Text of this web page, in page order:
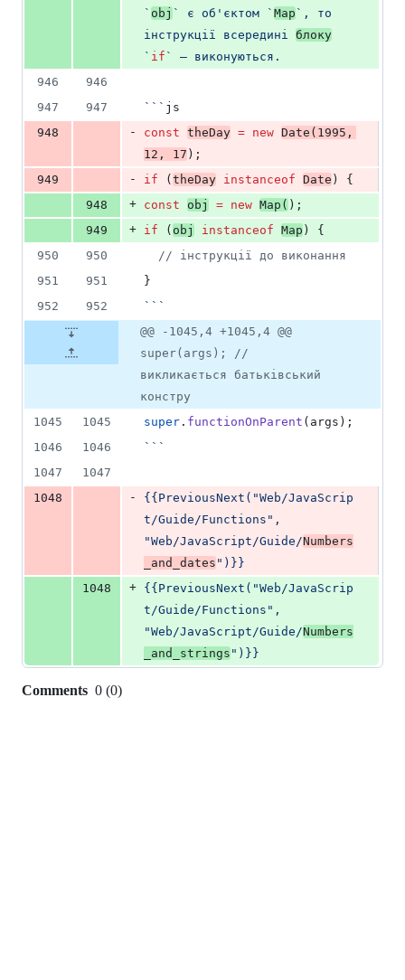
` obj ` є об'єктом ` Map ` , то
інструкції всередині блоку
` if `
– виконуються.
946
946
947
947 ` ` ` js
948
- const theDay = new Date ( 1995
12 , 17 );
949
- if ( theDay instanceof Date ) {
948
+ const obj = new Map ( );
949
+ if ( obj instanceof Map ) {
950
950 // інструкції до виконання
951
951
}
952
952 ` ` `
@@ -1045,4 +1045,4 @@
super(args); //
викликається батьківський
констру
1045
1045 super . functionOnParent (args);
1046
1046 ` ` `
1047
1047
1048
-
{{PreviousNext("Web/JavaScrip
t/Guide/Functions",
"Web/JavaScript/Guide/Numbers
_and_dates ")}}
1048
+ {{PreviousNext("Web/JavaScrip
t/Guide/Functions",
"Web/JavaScript/Guide/Numbers
_and_strings ")}}
Comments 0 (0)